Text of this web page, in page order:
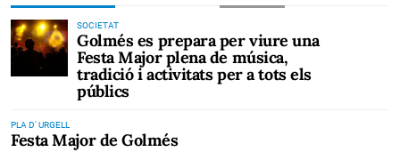
SOCIETAT
Golmés es prepara per viure una
Festa Major plena de música,
tradició i activitats per a tots els
públics
PLA D' URGELL
Festa Major de Golmés